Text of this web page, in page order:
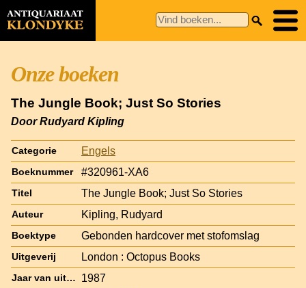
Onze boeken
The Jungle Book; Just So Stories
Door Rudyard Kipling
Categorie Engels
Boeknummer #320961-XA6
Titel The Jungle Book; Just So Stories
Auteur Kipling, Rudyard
Boektype Gebonden hardcover met stofomslag
Uitgeverij London : Octopus Books
Jaar van uitgave 1987